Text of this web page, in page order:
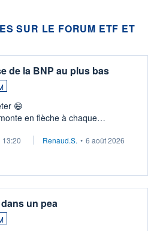
SUR LE FORUM ETF ET
de la BNP au plus bas
😄​
en flèche à chaque
tip top pour sa retraite.
13:20 Renaud.S. • 6 août 2026
un pea